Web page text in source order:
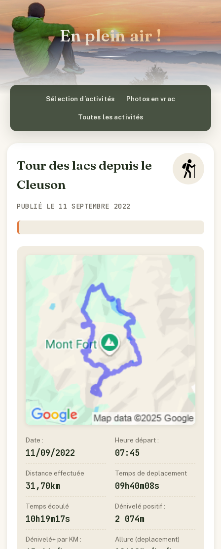
En plein air !
Sélection d’activités Photos en vrac
Toutes les activités
Tour des lacs depuis le
Cleuson
PUBLIÉ LE 11 SEPTEMBRE 2022
Date :
11/09/2022
Heure départ :
07:45
Distance effectuée
31,70km
Temps de deplacement
09h40m08s
Temps écoulé
10h19m17s
Dénivelé positif :
2 074m
Dénivelé+ par KM : Allure (deplacement)